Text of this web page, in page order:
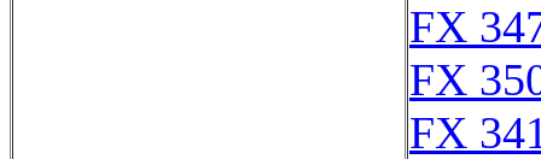
FX
FX
FX